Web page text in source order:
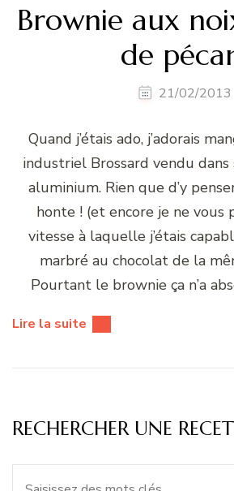
Brownie aux
de
21/02/2013
Quand j’étais ado, j’adorais
industriel Brossard vendu
aluminium. Rien que d’y
honte ! (et encore je ne vous
vitesse à laquelle j’étais
marbré au chocolat de la
Pourtant le brownie ça n’a
Lire la suite
RECHERCHER UNE